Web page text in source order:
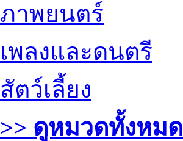
ภาพยนตร์
เพลงและดนตรี
สัตว์เลี้ยง
>> ดูหมวดทั้งหมด